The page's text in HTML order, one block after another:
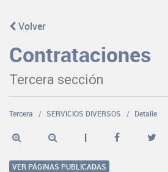
Volver
Contrataciones
Tercera sección
Tercera SERVICIOS DIVERSOS Detalle
|
VER PÁGINAS PUBLICADAS